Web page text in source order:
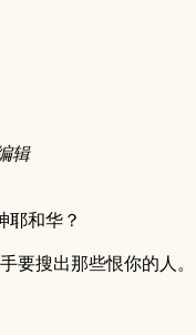
辑
耶和华？
要搜出那些恨你的人。